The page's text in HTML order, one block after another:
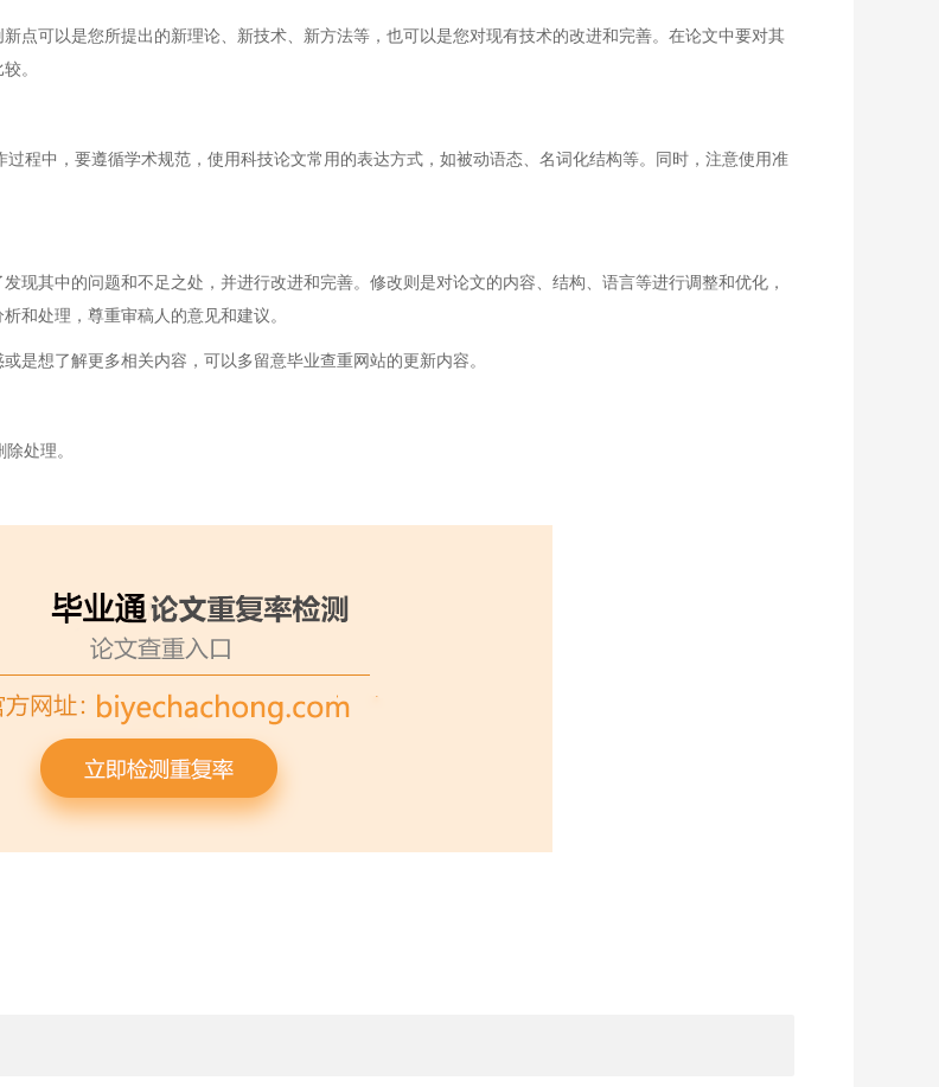
可以是您所提出的新理论、新技术、新方法等，也可以是您对现有技术的改进和完善。在论文中要对其
。
中，要遵循学术规范，使用科技论文常用的表达方式，如被动语态、名词化结构等。同时，注意使用准
其中的问题和不足之处，并进行改进和完善。修改则是对论文的内容、结构、语言等进行调整和优化，
和处理，尊重审稿人的意见和建议。
想了解更多相关内容，可以多留意毕业查重网站的更新内容。
处理。